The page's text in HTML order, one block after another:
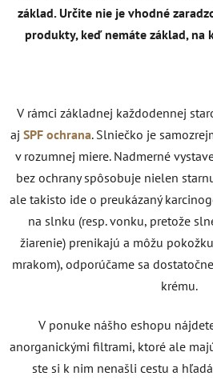
základ. Určite nie je vhodné
produkty, keď nemáte základ, na
V rámci základnej každodennej
aj SPF ochrana. Slniečko je
v rozumnej miere. Nadmerné
bez ochrany spôsobuje nielen
ale takisto ide o preukázaný
na slnku (resp. vonku, pretože
žiarenie) prenikajú a môžu
mrakom), odporúčame sa
krému.
V ponuke nášho eshopu
anorganickými filtrami, ktoré ale
ste si k nim nenašli cestu a